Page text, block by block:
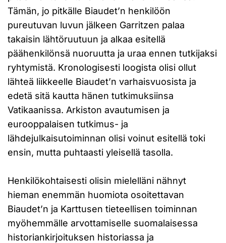
Tämän, jo pitkälle Biaudet’n henkilöön
pureutuvan luvun jälkeen Garritzen palaa
takaisin lähtöruutuun ja alkaa esitellä
päähenkilönsä nuoruutta ja uraa ennen tutkijaksi
ryhtymistä. Kronologisesti loogista olisi ollut
lähteä liikkeelle Biaudet’n varhaisvuosista ja
edetä sitä kautta hänen tutkimuksiinsa
Vatikaanissa. Arkiston avautumisen ja
eurooppalaisen tutkimus- ja
lähdejulkaisutoiminnan olisi voinut esitellä toki
ensin, mutta puhtaasti yleisellä tasolla.
Henkilökohtaisesti olisin mielelläni nähnyt
hieman enemmän huomiota osoitettavan
Biaudet’n ja Karttusen tieteellisen toiminnan
myöhemmälle arvottamiselle suomalaisessa
historiankirjoituksen historiassa ja